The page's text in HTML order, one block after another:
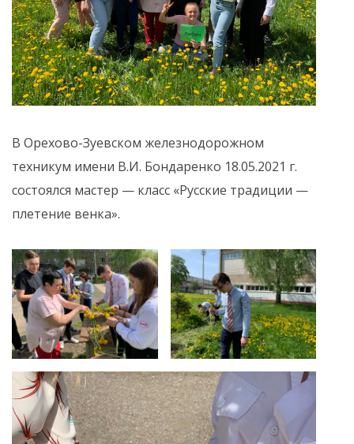
В Орехово-Зуевском железнодорожном
техникум имени В.И. Бондаренко 18.05.2021 г.
состоялся мастер — класс «Русские традиции —
плетение венка».